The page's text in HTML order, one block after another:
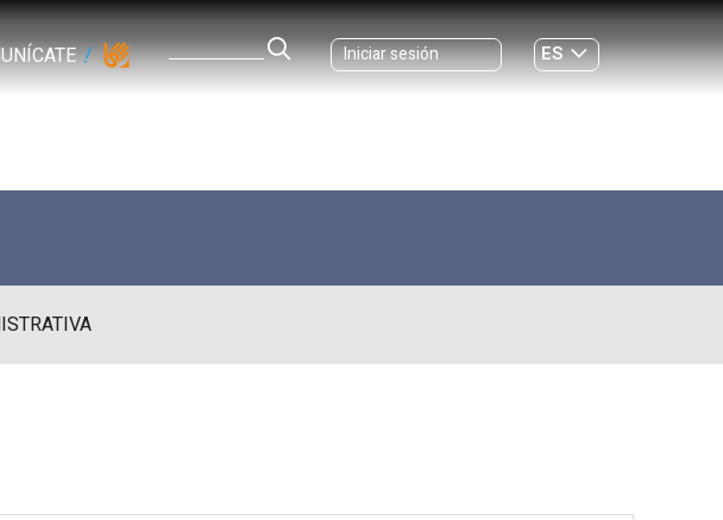
Iniciar sesión
ES
GL